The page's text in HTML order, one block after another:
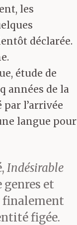
les
déclarée.
étude de
années de la
l’arrivée
langue pour
Indésirable
et
finalement
figée.